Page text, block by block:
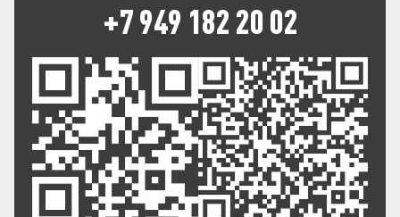
+7 949 182 20 02